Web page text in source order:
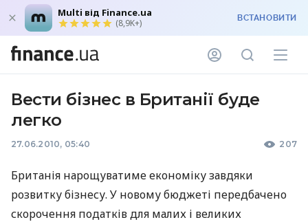
Multi від Finance.ua
(8,9K+) ВСТАНОВИТИ
Вести бізнес в Британії буде
легко
27.06.2010, 05:40 207
Британія нарощуватиме економіку завдяки
розвитку бізнесу. У новому бюджеті передбачено
скорочення податків для малих і великих